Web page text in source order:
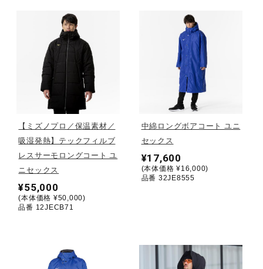
ジュニア／キッズ
メディカル
コラボ／ライセンス
セール
その他
サポート
【ミズノプロ／保温素材／
吸湿発熱】テックフィルブ
レスサーモロングコート ユ
ニセックス
¥55,000
(本体価格 ¥50,000)
品番 12JECB71
中綿ロングボアコート ユニ
セックス
¥17,600
(本体価格 ¥16,000)
品番 32JE8555